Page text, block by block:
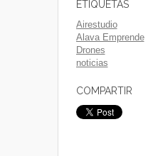
ETIQUETAS
Airestudio
Alava Emprende
Drones
noticias
COMPARTIR